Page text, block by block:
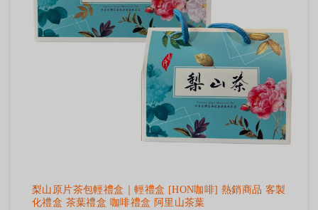
梨山原片茶包輕禮盒｜輕禮盒 [HON咖啡] 熱銷商品 客製
化禮盒 茶葉禮盒 咖啡禮盒 阿里山茶葉